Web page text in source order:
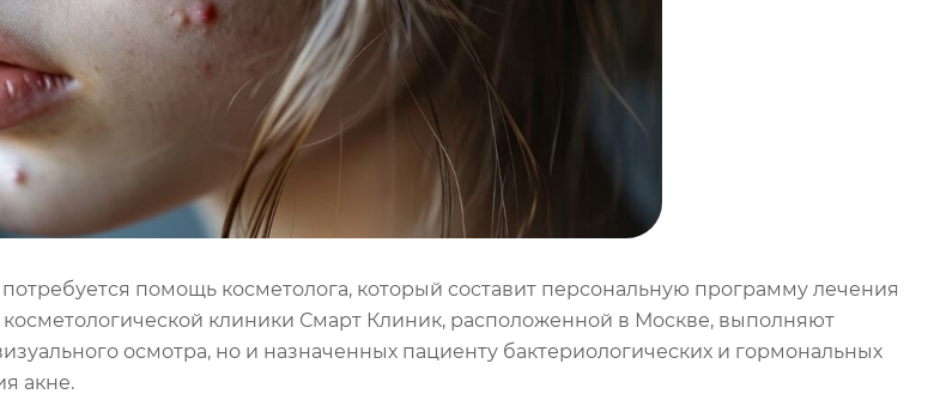
помощь косметолога, который составит персональную программу лечения
клиники Смарт Клиник, расположенной в Москве, выполняют
осмотра, но и назначенных пациенту бактериологических и гормональных
акне.